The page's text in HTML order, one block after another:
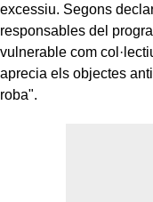
excessiu. Segons
responsables del
vulnerable com
aprecia els objectes
roba".